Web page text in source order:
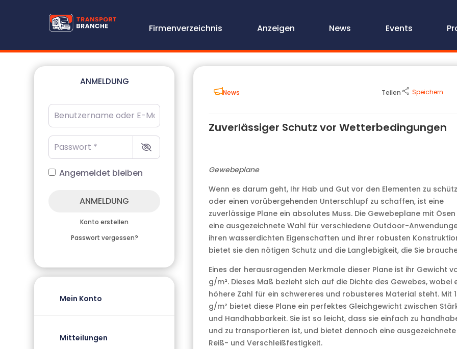
Firmenverzeichnis Anzeigen News Events
ANMELDUNG
Benutzername oder E-Mail-Adresse
Passwort
Angemeldet bleiben
ANMELDUNG
Konto erstellen
Passwort vergessen?
Mein Konto
Mitteilungen
News Teilen Speichern
Zuverlässiger Schutz vor Wetterbedingungen
Gewebeplane
Wenn es darum geht, Ihr Hab und Gut vor den Elementen zu
oder einen vorübergehenden Unterschlupf zu schaffen, ist eine
zuverlässige Plane ein absolutes Muss. Die Gewebeplane mit Ösen
eine ausgezeichnete Wahl für verschiedene Outdoor-
ihren wasserdichten Eigenschaften und ihrer robusten
bietet sie den nötigen Schutz und die Langlebigkeit, die Sie
Eines der herausragenden Merkmale dieser Plane ist ihr Gewicht
g/m². Dieses Maß bezieht sich auf die Dichte des Gewebes, wobei
höhere Zahl für ein schwereres und robusteres Material steht. Mit
g/m² bietet diese Plane ein perfektes Gleichgewicht zwischen
und Handhabbarkeit. Sie ist so leicht, dass sie einfach zu
und zu transportieren ist, und bietet dennoch eine ausgezeichnete
Reiß- und Verschleißfestigkeit.